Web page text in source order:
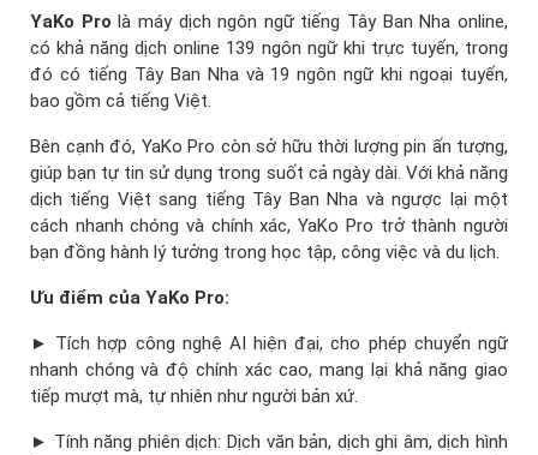
YaKo Pro là máy dịch ngôn ngữ tiếng Tây Ban Nha online,
có khả năng dịch online 139 ngôn ngữ khi trực tuyến, trong
đó có tiếng Tây Ban Nha và 19 ngôn ngữ khi ngoại tuyến,
bao gồm cả tiếng Việt.
Bên cạnh đó, YaKo Pro còn sở hữu thời lượng pin ấn tượng,
giúp bạn tự tin sử dụng trong suốt cả ngày dài. Với khả năng
dịch tiếng Việt sang tiếng Tây Ban Nha và ngược lại một
cách nhanh chóng và chính xác, YaKo Pro trở thành người
bạn đồng hành lý tưởng trong học tập, công việc và du lịch.
Ưu điểm của YaKo Pro:
► Tích hợp công nghệ AI hiện đại, cho phép chuyển ngữ
nhanh chóng và độ chính xác cao, mang lại khả năng giao
tiếp mượt mà, tự nhiên như người bản xứ.
► Tính năng phiên dịch: Dịch văn bản, dịch ghi âm, dịch hình